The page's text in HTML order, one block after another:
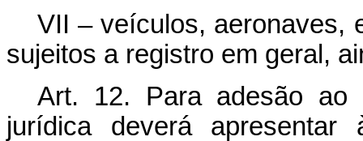
VII – veículos, aeronaves,
sujeitos a registro em geral,
Art. 12. Para adesão ao
jurídica deverá